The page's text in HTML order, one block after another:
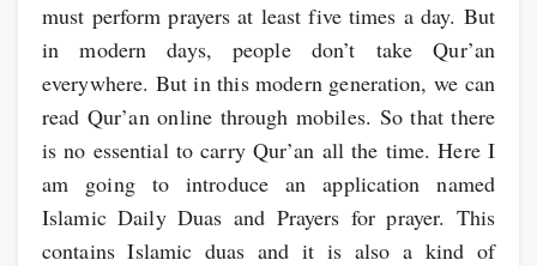
must perform prayers at least five times a day. But
in modern days, people don’t take Qur’an
everywhere. But in this modern generation, we can
read Qur’an online through mobiles. So that there
is no essential to carry Qur’an all the time. Here I
am going to introduce an application named
Islamic Daily Duas and Prayers for prayer. This
contains Islamic duas and it is also a kind of